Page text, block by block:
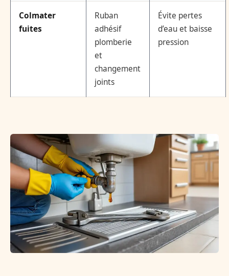
Colmater
fuites
Ruban
adhésif
plomberie
et
changement
joints
Évite pertes
d’eau et baisse
pression